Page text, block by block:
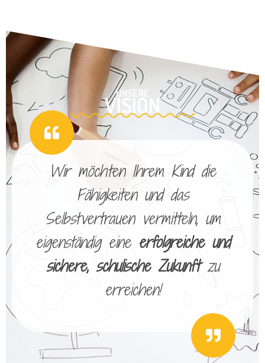
UNSERE
VISION
Wir möchten Ihrem Kind die
Fähigkeiten und das
Selbstvertrauen vermitteln, um
eigenständig eine erfolgreiche und
sichere, schulische Zukunftzu
erreichen!